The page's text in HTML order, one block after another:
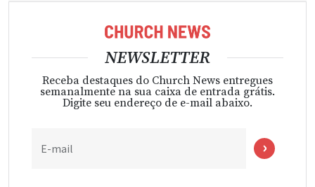
NEWSLETTER
Receba destaques do Church News entregues
semanalmente na sua caixa de entrada grátis.
Digite seu endereço de e-mail abaixo.
E-mail